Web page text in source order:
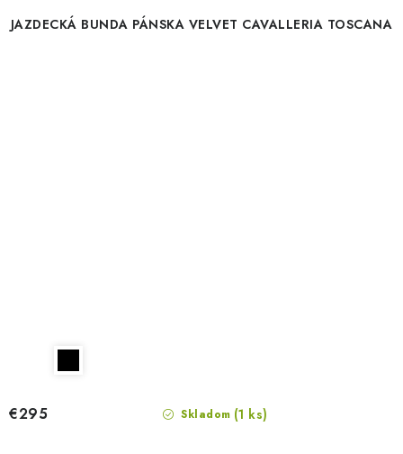
JAZDECKÁ BUNDA PÁNSKA VELVET CAVALLERIA TOSCANA
Skladom (1 ks)
€295